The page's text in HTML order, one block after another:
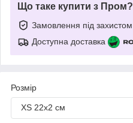
Що таке купити з Пром?
Замовлення під захистом
Доступна доставка
Розмір
XS 22х2 см